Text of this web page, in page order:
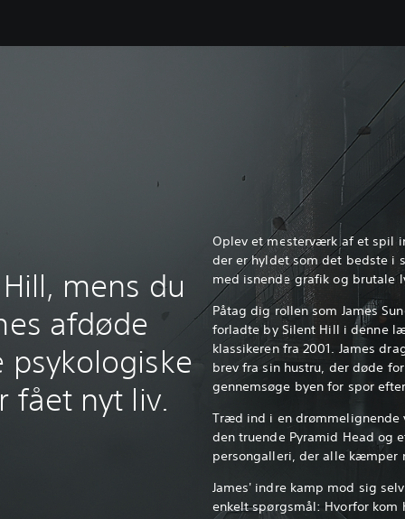
mens du
afdøde
psykologiske
fået nyt liv.
Oplev et mesterværk af et spil
der er hyldet som det bedste i
med isnende grafik og brutale
Påtag dig rollen som James
forladte by Silent Hill i denne
klassikeren fra 2001. James
brev fra sin hustru, der døde
gennemsøge byen for spor
Træd ind i en drømmelignende
den truende Pyramid Head og
persongalleri, der alle kæmper
James' indre kamp mod sig
enkelt spørgsmål: Hvorfor